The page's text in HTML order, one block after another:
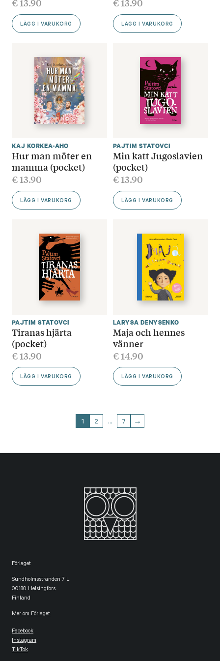
LÄGG I VARUKORG LÄGG I VARUKORG
KAJ KORKEA-AHO
Hur man möter en
mamma (pocket)
€13.90
LÄGG I VARUKORG
PAJTIM STATOVCI
Min katt Jugoslavien
(pocket)
€13.90
LÄGG I VARUKORG
PAJTIM STATOVCI
Tiranas hjärta
(pocket)
€13.90
LÄGG I VARUKORG
LARYSA DENYSENKO
Maja och hennes
vänner
€14.90
LÄGG I VARUKORG
1 2 … 7 →
Förlaget
Sundholmsstranden 7 L
00180 Helsingfors
Finland
Mer om Förlaget.
Facebook
Instagram
TikTok